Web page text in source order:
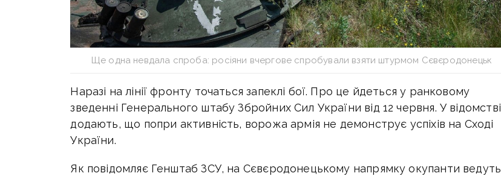
Ще одна невдала спроба: росіяни вчергове спробували взяти штурмом Сєвєродонецьк
Наразі на лінії фронту точаться запеклі бої. Про це йдеться у ранковому
зведенні Генерального штабу Збройних Сил України від 12 червня. У відомстві
додають, що попри активність, ворожа армія не демонструє успіхів на Сході
України.
Як повідомляє Генштаб ЗСУ, на Сєвєродонецькому напрямку окупанти ведуть